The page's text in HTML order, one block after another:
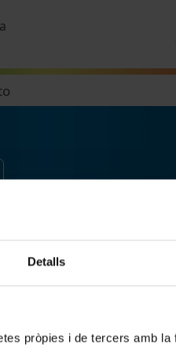
Detalls
pròpies i de tercers amb